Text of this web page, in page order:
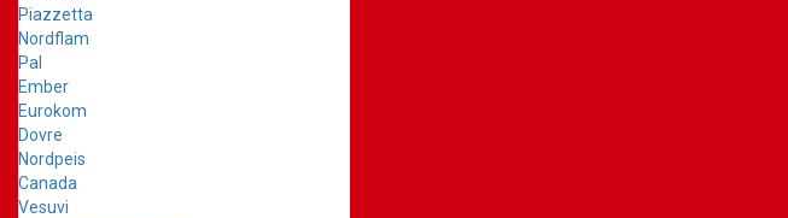
Piazzetta
Nordflam
Pal
Ember
Eurokom
Dovre
Nordpeis
Canada
Vesuvi